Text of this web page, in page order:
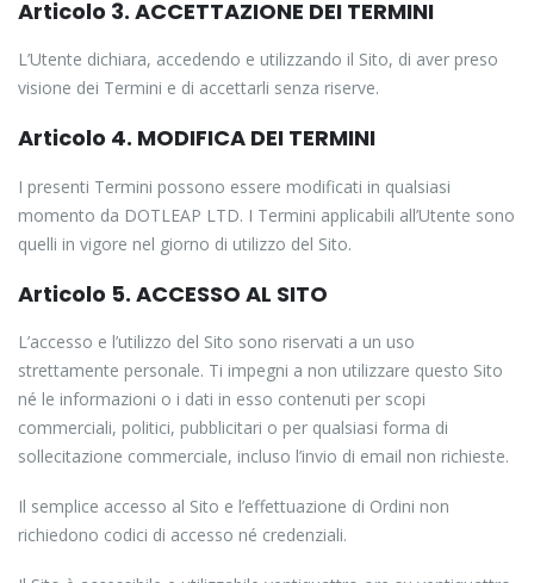
Articolo 3. ACCETTAZIONE DEI TERMINI
L’Utente dichiara, accedendo e utilizzando il Sito, di aver preso
visione dei Termini e di accettarli senza riserve.
Articolo 4. MODIFICA DEI TERMINI
I presenti Termini possono essere modificati in qualsiasi
momento da DOTLEAP LTD. I Termini applicabili all’Utente sono
quelli in vigore nel giorno di utilizzo del Sito.
Articolo 5. ACCESSO AL SITO
L’accesso e l’utilizzo del Sito sono riservati a un uso
strettamente personale. Ti impegni a non utilizzare questo Sito
né le informazioni o i dati in esso contenuti per scopi
commerciali, politici, pubblicitari o per qualsiasi forma di
sollecitazione commerciale, incluso l’invio di email non richieste.
Il semplice accesso al Sito e l’effettuazione di Ordini non
richiedono codici di accesso né credenziali.